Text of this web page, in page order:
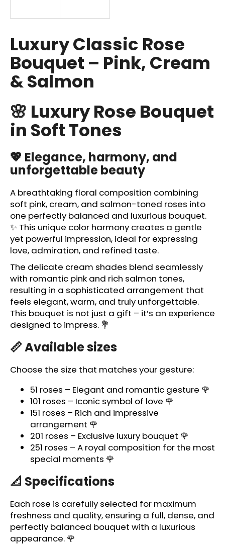
Luxury Classic Rose
Bouquet – Pink, Cream
& Salmon
🌸 Luxury Rose Bouquet
in Soft Tones
💖 Elegance, harmony, and
unforgettable beauty
A breathtaking floral composition combining
soft pink, cream, and salmon-toned roses into
one perfectly balanced and luxurious bouquet.
✨ This unique color harmony creates a gentle
yet powerful impression, ideal for expressing
love, admiration, and refined taste.
The delicate cream shades blend seamlessly
with romantic pink and rich salmon tones,
resulting in a sophisticated arrangement that
feels elegant, warm, and truly unforgettable.
This bouquet is not just a gift – it’s an experience
designed to impress. 💐
📏 Available sizes
Choose the size that matches your gesture:
51 roses – Elegant and romantic gesture 🌹
101 roses – Iconic symbol of love 🌹
151 roses – Rich and impressive
arrangement 🌹
201 roses – Exclusive luxury bouquet 🌹
251 roses – A royal composition for the most
special moments 🌹
📐 Specifications
Each rose is carefully selected for maximum
freshness and quality, ensuring a full, dense, and
perfectly balanced bouquet with a luxurious
appearance. 🌹
g
f
o
r
?
W
e
r
e
c
o
m
m
e
n
d